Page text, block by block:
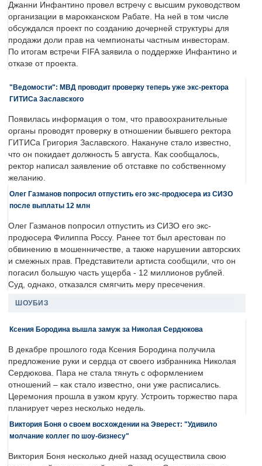
Джанни Инфантино провел встречу с высшим руководством
организации в марокканском Рабате. На ней в том числе
обсуждался проект по созданию дочерней структуры для
продажи доли прав на чемпионаты частным инвесторам.
По итогам встречи FIFA заявила о поддержке Инфантино и
отказе от проекта.
"Ведомости": МВД проводит проверку теперь уже экс-ректора
ГИТИСа Заславского
Появилась информация о том, что правоохранительные
органы проводят проверку в отношении бывшего ректора
ГИТИСа Григория Заславского. Накануне стало известно,
что он покидает должность 5 августа. Как сообщалось,
ректор написал заявление об отставке по собственному
желанию.
Олег Газманов попросил отпустить его экс-продюсера из СИЗО
после выплаты 12 млн
Олег Газманов попросил отпустить из СИЗО его экс-
продюсера Филиппа Россу. Ранее тот был арестован по
обвинению в мошенничестве, а также нарушении авторских
и смежных прав. Представители артиста сообщили, что он
погасил большую часть ущерба - 12 миллионов рублей.
Суд, однако, отказался смягчить меру пресечения.
ШОУБИЗ
Ксения Бородина вышла замуж за Николая Сердюкова
В декабре прошлого года Ксения Бородина получила
предложение руки и сердца от своего избранника Николая
Сердюкова. Пара не стала тянуть с оформлением
отношений – как стало известно, они уже расписались.
Церемония прошла в узком кругу. Устроить торжество пара
планирует через несколько недель.
Виктория Боня о своем восхождении на Эверест: "Удивило
молчание коллег по шоу-бизнесу"
Виктория Боня несколько дней назад осуществила свою